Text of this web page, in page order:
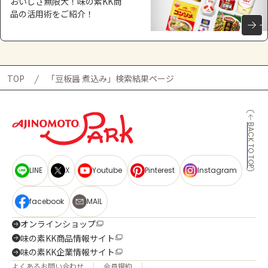
品の活用術をご紹介！
TOP 「豆板醤 煮込み」検索結果ページ
BACK TO TOP
LINE X Youtube Pinterest Instagram
facebook MAIL
オンラインショップ
味の素KK商品情報サイト
味の素KK企業情報サイト
よくあるお問い合わせ 会員規約